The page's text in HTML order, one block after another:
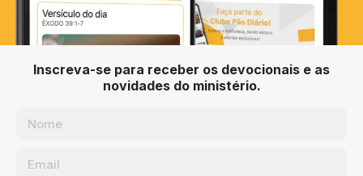
Inscreva-se para receber os devocionais e as
novidades do ministério.